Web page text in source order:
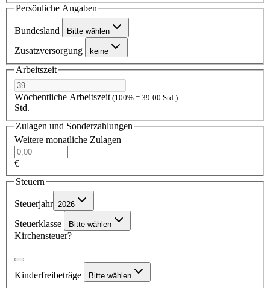
Persönliche Angaben
Bundesland Bitte wählen
Zusatzversorgung keine
Arbeitszeit
Wöchentliche Arbeitszeit (100% = 39:00 Std.)
Std.
Zulagen und Sonderzahlungen
Weitere monatliche Zulagen
€
Steuern
Steuerjahr 2026
Steuerklasse Bitte wählen
Kirchensteuer?
Kinderfreibeträge Bitte wählen